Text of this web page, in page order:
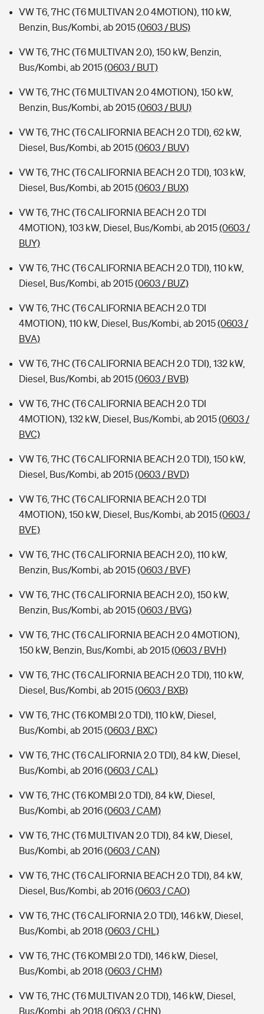
VW T6, 7HC (T6 MULTIVAN 2.0 4MOTION), 110 kW,
Benzin, Bus/Kombi, ab 2015(0603 / BUS)
VW T6, 7HC (T6 MULTIVAN 2.0), 150 kW, Benzin,
Bus/Kombi, ab 2015(0603 / BUT)
VW T6, 7HC (T6 MULTIVAN 2.0 4MOTION), 150 kW,
Benzin, Bus/Kombi, ab 2015(0603 / BUU)
VW T6, 7HC (T6 CALIFORNIA BEACH 2.0 TDI), 62 kW,
Diesel, Bus/Kombi, ab 2015(0603 / BUV)
VW T6, 7HC (T6 CALIFORNIA BEACH 2.0 TDI), 103 kW,
Diesel, Bus/Kombi, ab 2015(0603 / BUX)
VW T6, 7HC (T6 CALIFORNIA BEACH 2.0 TDI
4MOTION), 103 kW, Diesel, Bus/Kombi, ab 2015(0603 /
BUY)
VW T6, 7HC (T6 CALIFORNIA BEACH 2.0 TDI), 110 kW,
Diesel, Bus/Kombi, ab 2015(0603 / BUZ)
VW T6, 7HC (T6 CALIFORNIA BEACH 2.0 TDI
4MOTION), 110 kW, Diesel, Bus/Kombi, ab 2015(0603 /
BVA)
VW T6, 7HC (T6 CALIFORNIA BEACH 2.0 TDI), 132 kW,
Diesel, Bus/Kombi, ab 2015(0603 / BVB)
VW T6, 7HC (T6 CALIFORNIA BEACH 2.0 TDI
4MOTION), 132 kW, Diesel, Bus/Kombi, ab 2015(0603 /
BVC)
VW T6, 7HC (T6 CALIFORNIA BEACH 2.0 TDI), 150 kW,
Diesel, Bus/Kombi, ab 2015(0603 / BVD)
VW T6, 7HC (T6 CALIFORNIA BEACH 2.0 TDI
4MOTION), 150 kW, Diesel, Bus/Kombi, ab 2015(0603 /
BVE)
VW T6, 7HC (T6 CALIFORNIA BEACH 2.0), 110 kW,
Benzin, Bus/Kombi, ab 2015(0603 / BVF)
VW T6, 7HC (T6 CALIFORNIA BEACH 2.0), 150 kW,
Benzin, Bus/Kombi, ab 2015(0603 / BVG)
VW T6, 7HC (T6 CALIFORNIA BEACH 2.0 4MOTION),
150 kW, Benzin, Bus/Kombi, ab 2015(0603 / BVH)
VW T6, 7HC (T6 CALIFORNIA BEACH 2.0 TDI), 110 kW,
Diesel, Bus/Kombi, ab 2015(0603 / BXB)
VW T6, 7HC (T6 KOMBI 2.0 TDI), 110 kW, Diesel,
Bus/Kombi, ab 2015(0603 / BXC)
VW T6, 7HC (T6 CALIFORNIA 2.0 TDI), 84 kW, Diesel,
Bus/Kombi, ab 2016(0603 / CAL)
VW T6, 7HC (T6 KOMBI 2.0 TDI), 84 kW, Diesel,
Bus/Kombi, ab 2016(0603 / CAM)
VW T6, 7HC (T6 MULTIVAN 2.0 TDI), 84 kW, Diesel,
Bus/Kombi, ab 2016(0603 / CAN)
VW T6, 7HC (T6 CALIFORNIA BEACH 2.0 TDI), 84 kW,
Diesel, Bus/Kombi, ab 2016(0603 / CAO)
VW T6, 7HC (T6 CALIFORNIA 2.0 TDI), 146 kW, Diesel,
Bus/Kombi, ab 2018 (0603 / CHL)
VW T6, 7HC (T6 KOMBI 2.0 TDI), 146 kW, Diesel,
Bus/Kombi, ab 2018 (0603 / CHM)
VW T6, 7HC (T6 MULTIVAN 2.0 TDI), 146 kW, Diesel,
Bus/Kombi, ab 2018 (0603 / CHN)